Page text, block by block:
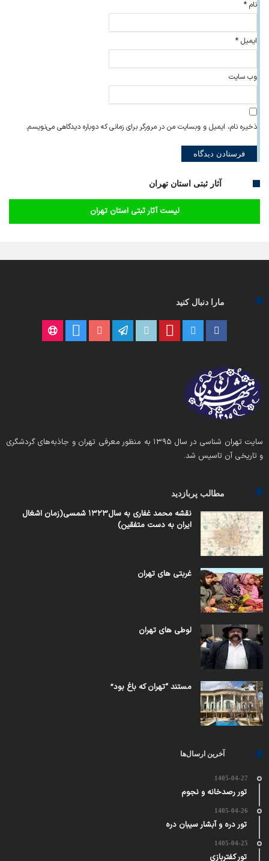
نام *
ایمیل *
وب‌ سایت
ذخیره نام، ایمیل و وبسایت من در مرورگر برای زمانی که دوباره دیدگاهی می‌نویسم.
آثار ثبتی استان تهران
لیست آثار ثبتی استان تهران
مارا دنبال کنید
سایت تهران شناسی در سال ۱۳۹۵ به منظور معرفی تهران و جاذبه‌های گردشگری
و تاریخی آن تاسیس شد.
مطالب پربازدید
نقشه محمد غفاری به سال۱۳۲۳ شمسی(زمان اشغال
ایران به دست متفقین)
غربتی های تهران
لوطی های تهران
مستند “تهران که باغ بود”
آخرین ارسال‌ها
1405-04-27
تور رصدخانه و نجوم
1405-04-26
تور دره و آبشار سیبان دره
1405-04-25
تور کفتربازی